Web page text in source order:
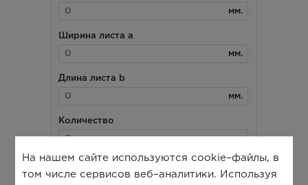
На нашем сайте используются cookie–файлы, в
том числе сервисов веб–аналитики. Используя